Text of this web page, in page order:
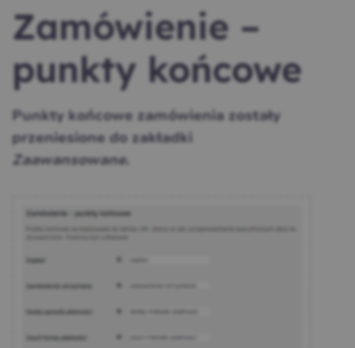
Zamówienie –
punkty końcowe
Punkty końcowe zamówienia zostały
przeniesione do zakładki
Zaawansowane.